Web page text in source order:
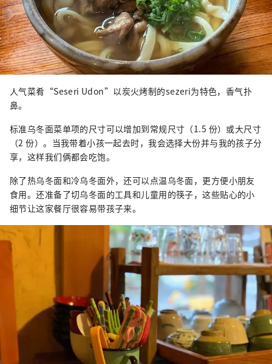
人气菜肴“Seseri Udon”以炭火烤制的sezeri为特色，香气扑
鼻。
标准乌冬面菜单项的尺寸可以增加到常规尺寸（1.5 份）或大尺寸
（2 份）。当我带着小孩一起去时，我会选择大份并与我的孩子分
享，这样我们俩都会吃饱。
除了热乌冬面和冷乌冬面外，还可以点温乌冬面，更方便小朋友
食用。还准备了切乌冬面的工具和儿童用的筷子，这些贴心的小
细节让这家餐厅很容易带孩子来。